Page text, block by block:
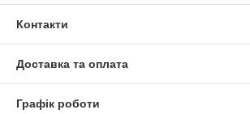
Контакти
Доставка та оплата
Графік роботи